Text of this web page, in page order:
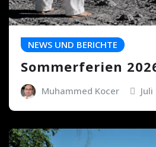
NEWS UND BERICHTE
Sommerferien
Muhammed Kocer